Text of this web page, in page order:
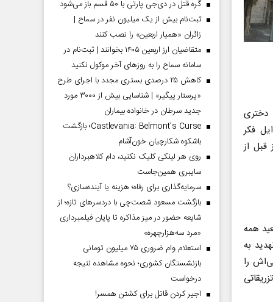
دختری
فکر
قبل از
همه
به
را
گره قتل در دی‌جی پارتی با ۵۰ قسم باز می‌شود
ثبت‌نام بیش از یک میلیون نفر در سماح |
زائران «همیار اربعین» را نصب کنند
متقاضیان ارز اربعین ۱۴۰۵ بخوانند | ثبت‌نام در
سامانه سماح را به روز‌های آخر موکول نکنید
کاهش ۲۵ درصدی بستری مجدد با اجرای طرح
«پرستار پیگیر» | شناسایی بیش از ۳۰۰۰ مورد
جدید سرطان در خانواده بیماران
Castlevania: Belmont’s Curse؛ بازگشت
باشکوه شکارچیان خون‌آشام
روی هر لینکی کلیک نکنید، دام کلاهبرداران
سایبری همین‌جاست
سرمایه‌گذاری برای رفاه؛ هزینه یا آینده‌سازی؟
بازگشت مسعود شصت‌چی با دردسر‌های تازه؛ از
شایعه حضور در میز مذاکره تا پایان فیلمبرداری
«مرد سه‌هزارچهره»
استعلام وام ضروری ۷۵ میلیون تومانی
بازنشستگان کشوری؛ نحوه مشاهده نتیجه
درخواست
اجیر کردن قاتل برای کشتن همسر!